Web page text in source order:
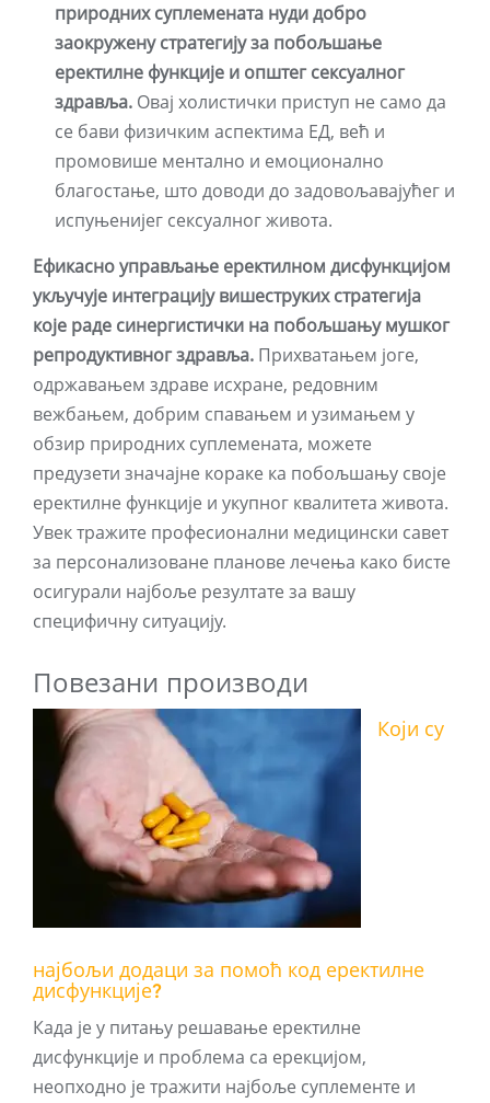
природних суплемената нуди добро
заокружену стратегију за побољшање
еректилне функције и општег сексуалног
здравља. Овај холистички приступ не само да
се бави физичким аспектима ЕД, већ и
промовише ментално и емоционално
благостање, што доводи до задовољавајућег и
испуњенијег сексуалног живота.
Ефикасно управљање еректилном дисфункцијом
укључује интеграцију вишеструких стратегија
које раде синергистички на побољшању мушког
репродуктивног здравља. Прихватањем јоге,
одржавањем здраве исхране, редовним
вежбањем, добрим спавањем и узимањем у
обзир природних суплемената, можете
предузети значајне кораке ка побољшању своје
еректилне функције и укупног квалитета живота.
Увек тражите професионални медицински савет
за персонализоване планове лечења како бисте
осигурали најбоље резултате за вашу
специфичну ситуацију.
Повезани производи
Који су
најбољи додаци за помоћ код еректилне
дисфункције?
Када је у питању решавање еректилне
дисфункције и проблема са ерекцијом,
неопходно је тражити најбоље суплементе и